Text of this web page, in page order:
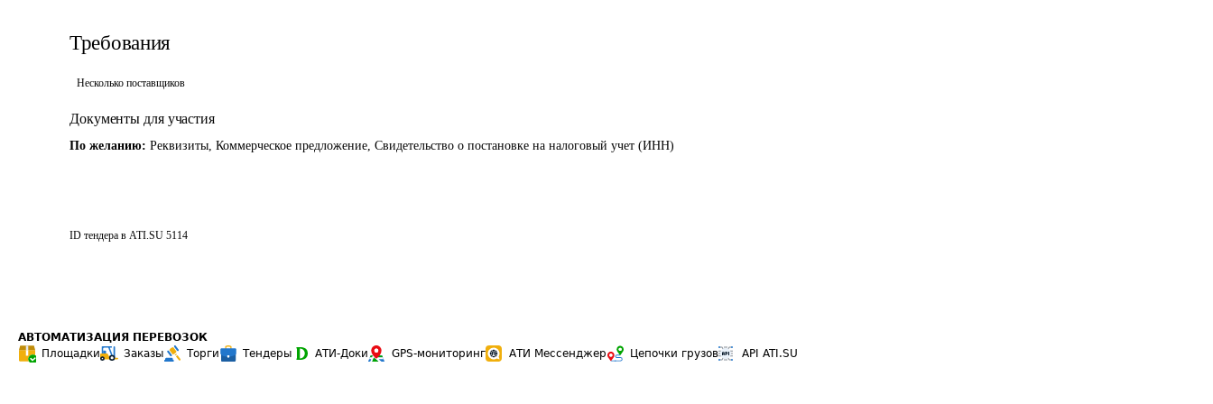
Требования
Несколько поставщиков
Документы для участия
По желанию: Реквизиты, Коммерческое предложение, Свидетельство о постановке на налоговый учет (ИНН)
ID тендера в ATI.SU 5114
АВТОМАТИЗАЦИЯ ПЕРЕВОЗОК
Площадки
Заказы Торги Тендеры АТИ-Доки GPS-мониторинг АТИ Мессенджер Цепочки грузов API ATI.SU